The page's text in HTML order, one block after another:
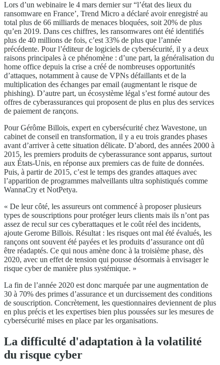
Lors d’un webinaire le 4 mars dernier sur “l’état des lieux du
ransomware en France’, Trend Micro a déclaré avoir enregistré au
total plus de 66 milliards de menaces bloquées, soit 20% de plus
qu’en 2019. Dans ces chiffres, les ransomwares ont été identifiés
plus de 40 millions de fois, c’est 33% de plus que l’année
précédente. Pour l’éditeur de logiciels de cybersécurité, il y a deux
raisons principales à ce phénomène : d’une part, la généralisation du
home office depuis la crise a créé de nombreuses opportunités
d’attaques, notamment à cause de VPNs défaillants et de la
multiplication des échanges par email (augmentant le risque de
phishing). D’autre part, un écosystème légal s’est formé autour des
offres de cyberassurances qui proposent de plus en plus des services
de paiement de rançons.
Pour Gérôme Billois, expert en cybersécurité chez Wavestone, un
cabinet de conseil en transformation, il y a eu trois grandes phases
avant d’arriver à cette situation délicate. D’abord, des années 2000 à
2015, les premiers produits de cyberassurance sont apparus, surtout
aux États-Unis, en réponse aux premiers cas de fuite de données.
Puis, à partir de 2015, c’est le temps des grandes attaques avec
l’apparition de programmes malveillants ultra sophistiqués comme
WannaCry et NotPetya.
« De leur côté, les assureurs ont commencé à proposer plusieurs
types de souscriptions pour protéger leurs clients mais ils n’ont pas
assez de recul sur ces cyberattaques et le coût réel des incidents,
ajoute Gerome Billois. Résultat : les risques ont mal été évalués, les
rançons ont souvent été payées et les produits d’assurance ont dû
être réadaptés. Ce qui nous amène donc à la troisième phase, dès
2020, avec un effet de tension qui pousse désormais à envisager le
risque cyber de manière plus systémique. »
La fin de l’année 2020 est donc marquée par une augmentation de
30 à 70% des primes d’assurance et un durcissement des conditions
de souscription. Concrètement, les questionnaires deviennent de plus
en plus précis et les expertises bien plus poussées sur les mesures de
cybersécurité mises en place par les organisations.
La difficulté d'adaptation à la volatilité
du risque cyber